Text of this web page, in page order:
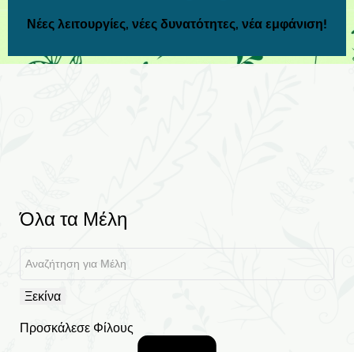
Νέες λειτουργίες, νέες δυνατότητες, νέα εμφάνιση!
Όλα τα Μέλη
Ξεκίνα
Προσκάλεσε Φίλους